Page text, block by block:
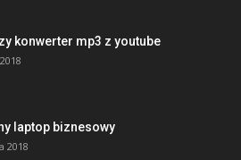
konwerter mp3 z youtube
laptop biznesowy
2018